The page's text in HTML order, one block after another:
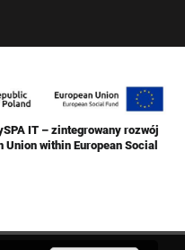
IT – zintegrowany rozwój
within European Social